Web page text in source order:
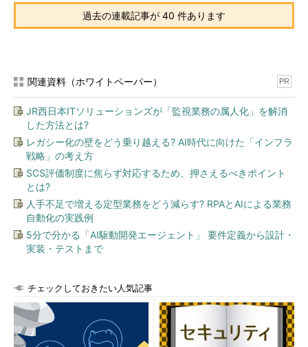
過去の連載記事が 40 件あります
関連資料（ホワイトペーパー） PR
JR西日本ITソリューションズが「監視業務の属人化」を解消
した方法とは?
レガシー化の壁をどう乗り越える? AI時代に向けた「インフラ
戦略」の考え方
SCS評価制度に焦らず対応するため、押さえるべきポイント
とは?
人手不足で増える定型業務をどう減らす? RPAとAIによる業務
自動化の実践例
5分で分かる「AI駆動開発エージェント」 要件定義から設計・
実装・テストまで
チェックしておきたい人気記事